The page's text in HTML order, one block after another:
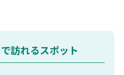
訪れるスポット